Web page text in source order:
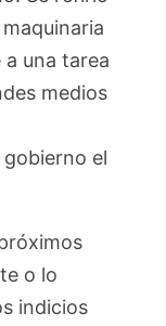
una tarea
medios
el
o lo
indicios